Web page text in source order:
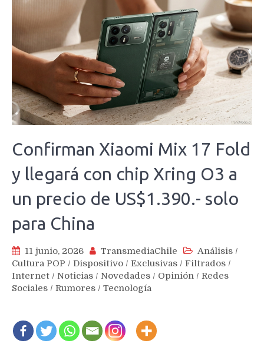
Confirman Xiaomi Mix 17 Fold
y llegará con chip Xring O3 a
un precio de US$1.390.- solo
para China
11 junio, 2026 TransmediaChile Análisis /
Cultura POP / Dispositivo / Exclusivas / Filtrados /
Internet / Noticias / Novedades / Opinión / Redes
Sociales / Rumores / Tecnología